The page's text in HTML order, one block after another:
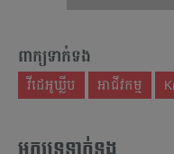
ពាក្យទាក់ទង
វីដេអូឃ្លីប អាជីវកម្ម
អត្ថបទទាក់ទង